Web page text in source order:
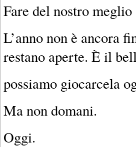
Fare del nostro meglio
L’anno non è ancora
restano aperte. È il
possiamo giocarcela
Ma non domani.
Oggi.